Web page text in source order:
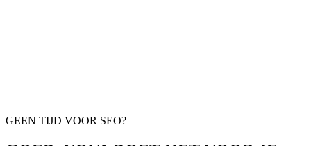
GEEN TIJD VOOR SEO?